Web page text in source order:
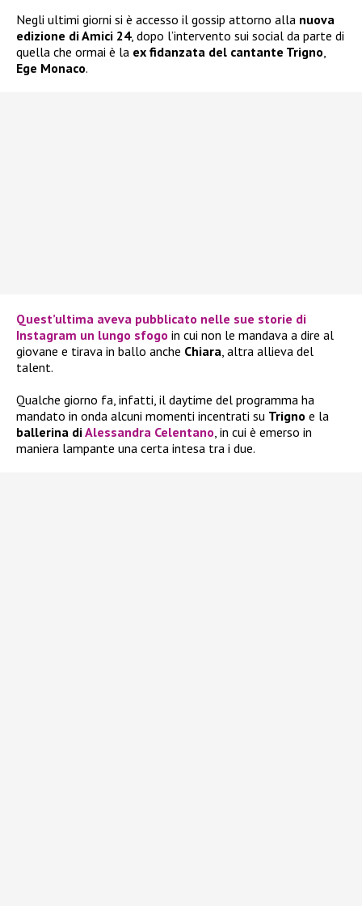
Negli ultimi giorni si è accesso il gossip attorno alla nuova
edizione di Amici 24, dopo l’intervento sui social da parte di
quella che ormai è la ex fidanzata del cantante Trigno,
Ege Monaco.
Quest’ultima aveva pubblicato nelle sue storie di
Instagram un lungo sfogo in cui non le mandava a dire al
giovane e tirava in ballo anche Chiara, altra allieva del
talent.
Qualche giorno fa, infatti, il daytime del programma ha
mandato in onda alcuni momenti incentrati su Trigno e la
ballerina diAlessandra Celentano, in cui è emerso in
maniera lampante una certa intesa tra i due.